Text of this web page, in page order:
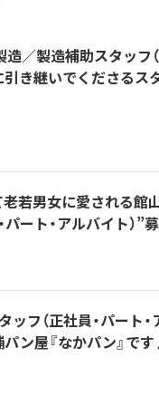
造／製造補助スタッ
き継いでくださるス
若男女に愛される館
パート・アルバイト）”
ッフ（正社員・パー
ン屋『なかパン』です